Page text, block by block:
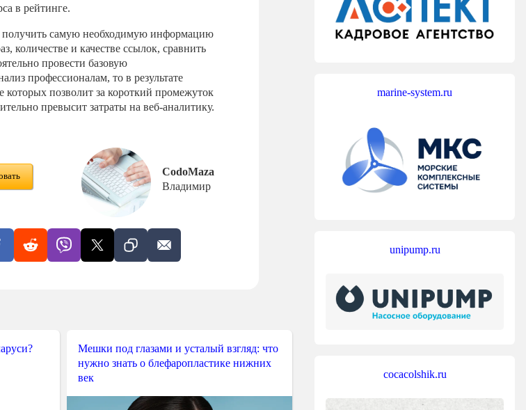
в рейтинге.
получить самую необходимую информацию
количестве и качестве ссылок, сравнить
провести базовую
профессионалам, то в результате
позволит за короткий промежуток
превысит затраты на веб-аналитику.
CodoMaza
Владимир
Мешки под глазами и усталый взгляд: что
нужно знать о блефаропластике нижних
век
marine-system.ru
unipump.ru
cocacolshik.ru